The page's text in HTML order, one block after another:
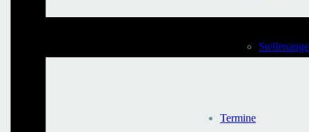
Termine